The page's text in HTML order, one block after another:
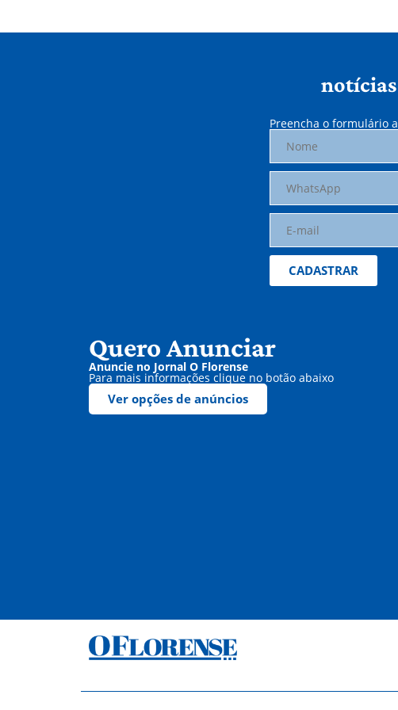
notícias
Preencha o formulário
CADASTRAR
Quero Anunciar
Anuncie no Jornal O Florense
Para mais informações clique no botão abaixo
Ver opções de anúncios